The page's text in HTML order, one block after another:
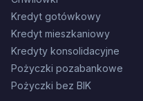
Kredyt gotówkowy
Kredyt mieszkaniowy
Kredyty konsolidacyjne
Pożyczki pozabankowe
Pożyczki bez BIK